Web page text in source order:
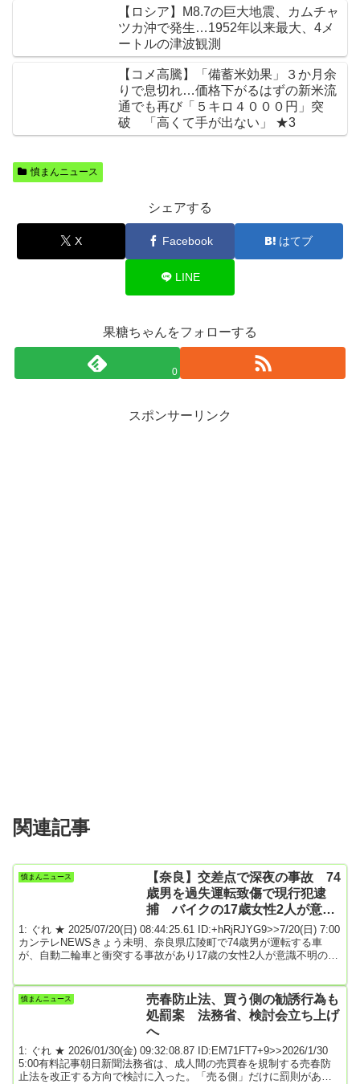
【ロシア】M8.7の巨大地震、カムチャ
ツカ沖で発生…1952年以来最大、4メ
ートルの津波観測
【コメ高騰】「備蓄米効果」３か月余
りで息切れ…価格下がるはずの新米流
通でも再び「５キロ４０００円」突
破 「高くて手が出ない」 ★3
憤まんニュース
シェアする
X Facebook はてブ
LINE
果糖ちゃんをフォローする
0
スポンサーリンク
関連記事
憤まんニュース
【奈良】交差点で深夜の事故 74
歳男を過失運転致傷で現行犯逮
捕 バイクの17歳女性2人が意識
不明の重体 広陵町
1: ぐれ ★ 2025/07/20(日) 08:44:25.61 ID:+hRjRJYG9>>7/20(日) 7:00
カンテレNEWSきょう未明、奈良県広陵町で74歳男が運転する車
が、自動二輪車と衝突する事故があり17歳の女性2人が意識不明の重
転していた神戸市の無職の74歳男を過失運転致傷の現行犯で逮捕し
ました。警察によりますと、男は自動車を運転中、交差点で自動二
憤まんニュース
売春防止法、買う側の勧誘行為も
処罰案 法務省、検討会立ち上げ
へ
1: ぐれ ★ 2026/01/30(金) 09:32:08.87 ID:EM71FT7+9>>2026/1/30
5:00有料記事朝日新聞法務省は、成人間の売買春を規制する売春防
止法を改正する方向で検討に入った。「売る側」だけに罰則がある